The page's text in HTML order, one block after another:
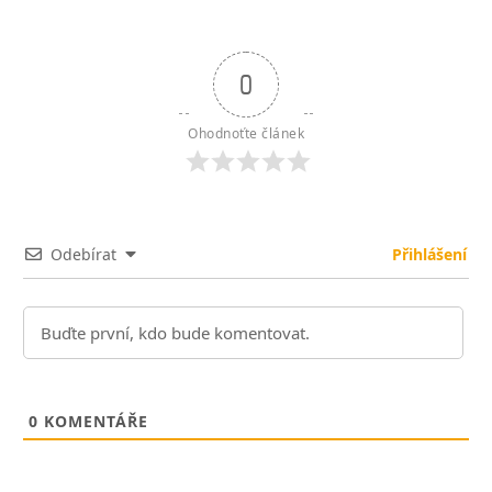
0
Ohodnoťte článek
Odebírat Přihlášení
0 KOMENTÁŘE